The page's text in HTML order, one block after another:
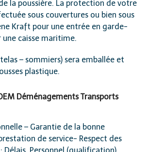
la poussière. La protection de votre
sous couvertures ou bien sous
Kraft pour une entrée en garde-
une caisse maritime.
– sommiers) sera emballée et
plastique.
Déménagements Transports
– Garantie de la bonne
de service- Respect des